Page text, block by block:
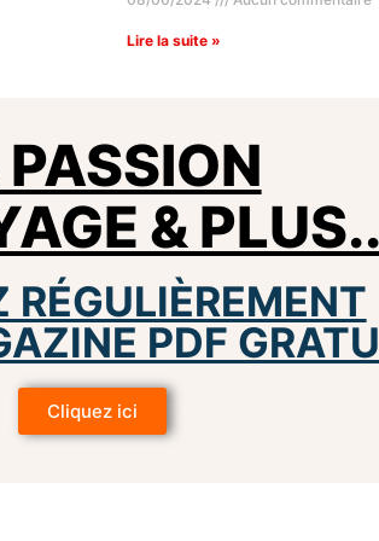
Lire la suite »
&
RÉGULIÈREMENT
PDF
Cliquez ici